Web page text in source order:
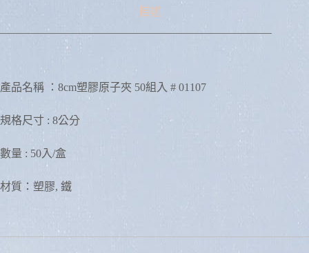
描述
產品名稱 ：8cm塑膠原子夾 50組入 # 01107
規格尺寸 : 8公分
數量 : 50入/盒
材質：塑膠, 鐵